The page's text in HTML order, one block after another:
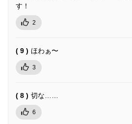
す！
2
( 9 ) ほわぁ〜
3
( 8 ) 切な……
6